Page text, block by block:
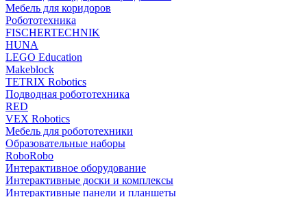
Мебель для коридоров
Робототехника
FISCHERTECHNIK
HUNA
LEGO Education
Makeblock
TETRIX Robotics
Подводная робототехника
RED
VEX Robotics
Мебель для робототехники
Образовательные наборы
RoboRobo
Интерактивное оборудование
Интерактивные доски и комплексы
Интерактивные панели и планшеты